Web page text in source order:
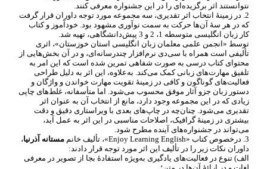
نتوانستند اثر برگزیده ای را در این جشنواره معرفی کنند.
2. در زمینۀ انتخاب اثر تقدیری، سه مجموعه مورد توجه داوران قرار گرفت
که در هر سۀ آنها حرکت به سمت نوآوری مشهود بود. خودآموز و کتاب
کار زبان انگلیسی متوسطه 1، 2 و 3 پیش
دانشگاهی، تهیه شد.
توسط «انجمن علمی معلمان زبان انگلیسی استان خوزستان»، اثری
تألیفی است همراه با سیدی نرم افزار چندرسانه ای، و در آن بخشهایی از
محتوای کتاب درسی به صورت شفاهی تمرین شده است که این امر به
تلفیق مهارتهای زبانی کمک میکند. بهعلاوه، این اثر به دلیل طراحی
فعالیتهای گوناگون و کافی در زمینۀ تقویت مهارت خواندن و واژگان و
دستور زبان جزو آثار موفق محسوب میشود. اما متأسفانه، غلطهای چاپی
زیادی که در این مجموعه وجود دارد، مانع از انتخاب آن به عنوان اثر
تقدیری میشود. چنانچه در چاپهای بعدی با ویراستاری دقیق و دقت
بیشتری در زمینۀ گرافیک، اصلاحات مناسبی در این اثر به عمل آید،
میتواند در جشنوارههای آینده مطرح شود.
3. درخصوص کتاب «
Enjoy Learning English»، تألیف خانم مستانه آذرنیا،
داوران نکات زیر را در تألیف این اثر مورد توجه قرار دادند:
الف) تنوع در فعالیتهای یادگیری بهویژه استفادۀ بجا از تصویر در معرفی